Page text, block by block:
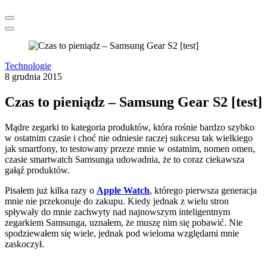
Technologie
8 grudnia 2015
Czas to pieniądz – Samsung Gear S2 [test]
Mądre zegarki to kategoria produktów, która rośnie bardzo szybko
w ostatnim czasie i choć nie odniesie raczej sukcesu tak wielkiego
jak smartfony, to testowany przeze mnie w ostatnim, nomen omen,
czasie smartwatch Samsunga udowadnia, że to coraz ciekawsza
gałąź produktów.
Pisałem już kilka razy o Apple Watch, którego pierwsza generacja
mnie nie przekonuje do zakupu. Kiedy jednak z wielu stron
spływały do mnie zachwyty nad najnowszym inteligentnym
zegarkiem Samsunga, uznałem, że muszę nim się pobawić. Nie
spodziewałem się wiele, jednak pod wieloma względami mnie
zaskoczył.